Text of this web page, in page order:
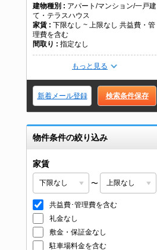
建物種別
アパート/マンション/一戸建
て・テラスハウス
家賃
下限なし ~ 上限なし 共益費・管
理費を含む
間取り
指定なし
もっと見る
新着メール登録 検索条件保存
物件条件の絞り込み
家賃
〜
共益費･管理費を含む
礼金なし
敷金・保証金なし
駐車場料金を含む